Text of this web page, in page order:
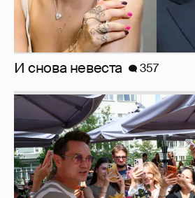
Анастасия Гребенкина,
Оксана Русланова и
фестиваля «Баланс вкуса
рассматриваем летние